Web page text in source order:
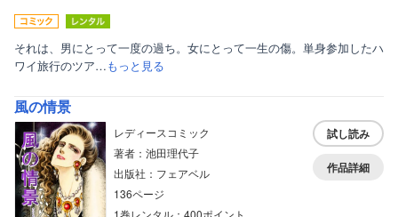
それは、男にとって一度の過ち。女にとって一生の傷。単身参加したハ
ワイ旅行のツア…もっと見る
風の情景
レディースコミック
著者：池田理代子
出版社：フェアベル
136ページ
1巻レンタル：400ポイント
試し読み
作品詳細